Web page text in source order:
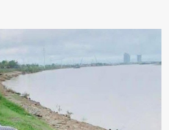
nay quên mang theo! Giữa con
hoảng loạn vẫy tay xin đi nhờ. –
ơn cho cháu đi nhờ với! – Cô ơi,
thoại… Người thì lắc đầu. Người
lừa đảo. Tôi gào lên giữa đường
Còn hơn 30 phút nữa. Trong đầu